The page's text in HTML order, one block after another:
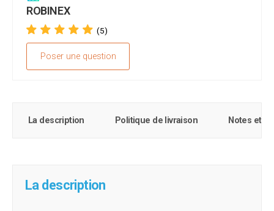
ROBINEX
(5)
Poser une question
La description Politique de livraison Notes et
La description